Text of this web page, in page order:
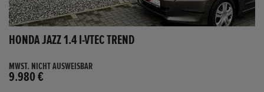
HONDA JAZZ 1.4 I-VTEC TREND
MWST. NICHT AUSWEISBAR
9.980 €